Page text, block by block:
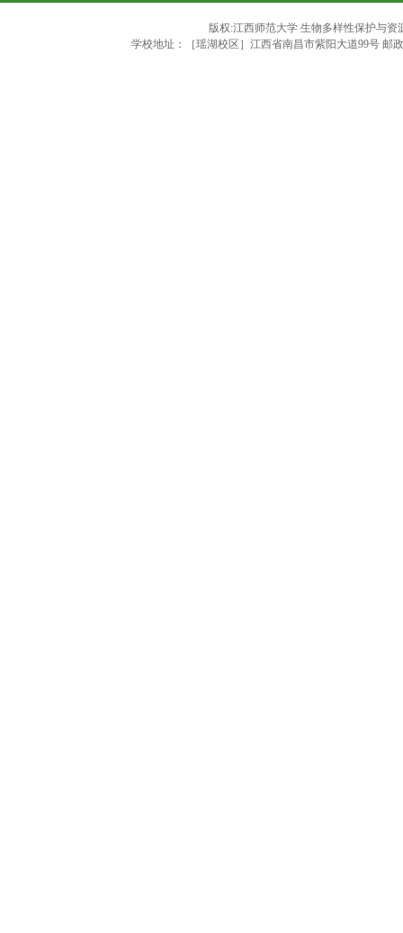
版权:江西师范大学 生物多样性保护与
学校地址：［瑶湖校区］江西省南昌市紫阳大道99号 邮